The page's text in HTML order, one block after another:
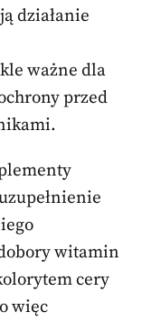
działanie
ważne dla
przed
witamin
cery
więc